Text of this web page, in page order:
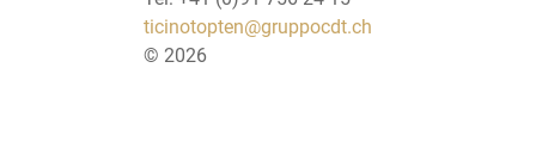
ticinotopten@gruppocdt.ch
© 2026